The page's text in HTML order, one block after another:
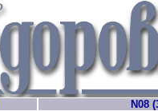
N08